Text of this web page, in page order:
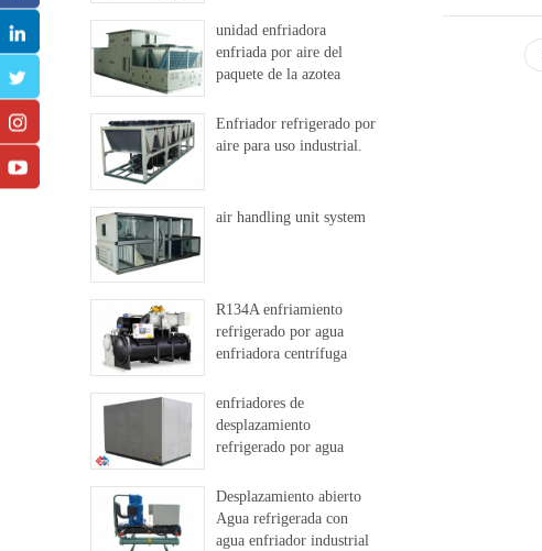
unidad enfriadora
enfriada por aire del
paquete de la azotea
Enfriador refrigerado por
aire para uso industrial.
air handling unit system
R134A enfriamiento
refrigerado por agua
enfriadora centrífuga
enfriadores de
desplazamiento
refrigerado por agua
Desplazamiento abierto
Agua refrigerada con
agua enfriador industrial